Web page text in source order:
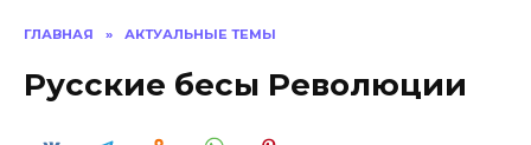
ГЛАВНАЯ » АКТУАЛЬНЫЕ ТЕМЫ
Русские бесы Революции